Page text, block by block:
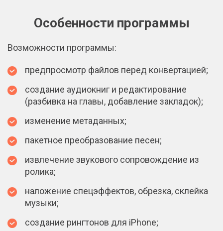
Особенности программы
Возможности программы:
предпросмотр файлов перед конвертацией;
создание аудиокниг и редактирование
(разбивка на главы, добавление закладок);
изменение метаданных;
пакетное преобразование песен;
извлечение звукового сопровождение из
ролика;
наложение спецэффектов, обрезка, склейка
музыки;
создание рингтонов для iPhone;